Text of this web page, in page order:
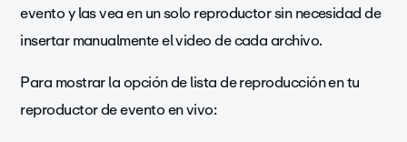
evento y las vea en un solo reproductor sin necesidad de
insertar manualmente el video de cada archivo.
Para mostrar la opción de lista de reproducción en tu
reproductor de evento en vivo: